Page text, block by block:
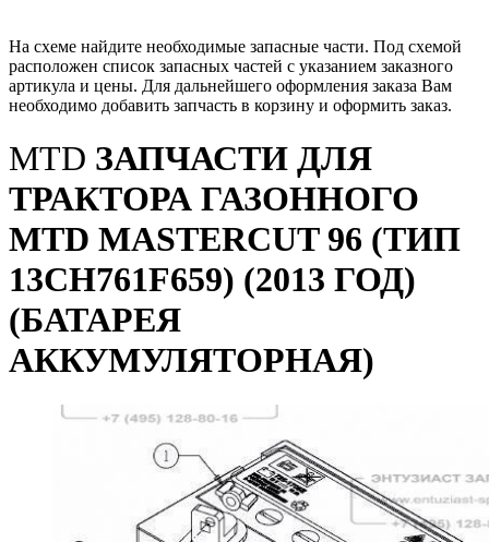
На схеме найдите необходимые запасные части. Под схемой
расположен список запасных частей с указанием заказного
артикула и цены. Для дальнейшего оформления заказа Вам
необходимо добавить запчасть в корзину и оформить заказ.
MTD ЗАПЧАСТИ ДЛЯ
ТРАКТОРА ГАЗОННОГО
MTD MASTERCUT 96 (ТИП
13CH761F659) (2013 ГОД)
(БАТАРЕЯ
АККУМУЛЯТОРНАЯ)